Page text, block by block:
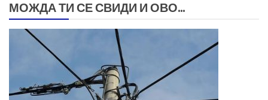
МОЖДА ТИ СЕ СВИДИ И ОВО...